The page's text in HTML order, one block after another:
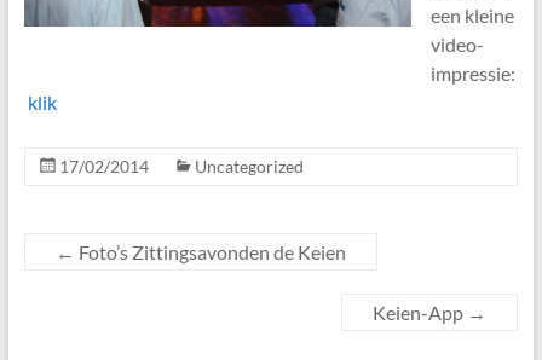
een kleine
video-
impressie:
klik
17/02/2014 Uncategorized
← Foto’s Zittingsavonden de Keien
Keien-App →